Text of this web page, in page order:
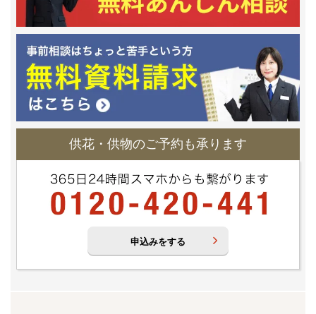
供花・供物のご予約も承ります
申込みをする